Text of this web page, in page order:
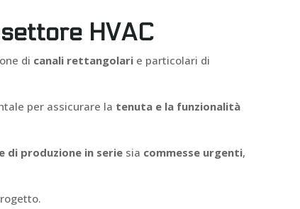
HVAC
di canali rettangolari e particolari di
per assicurare la tenuta e la funzionalità
di produzione in serie sia commesse urgenti,